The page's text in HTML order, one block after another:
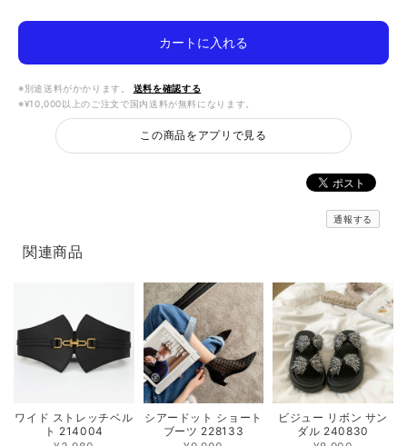
カートに入れる
※別途送料がかかります。
送料を確認する
※¥10,000以上のご注文で国内送料が無料になります。
この商品をアプリで見る
通報する
関連商品
ワイド ストレッチベル
ト 214004
シアードット ショート
ブーツ 228133
ビジュー リボン サン
ダル 240830